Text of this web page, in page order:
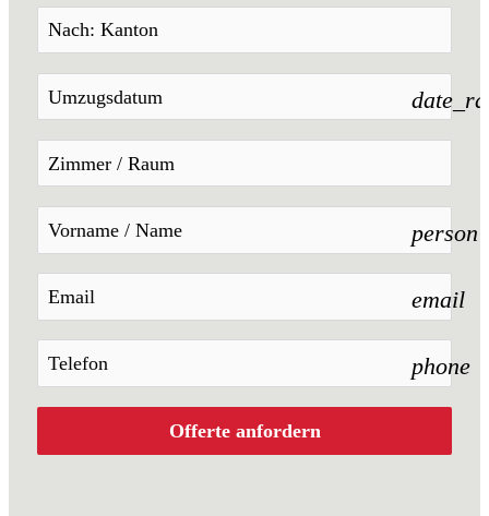
person
email
phone
Offerte anfordern